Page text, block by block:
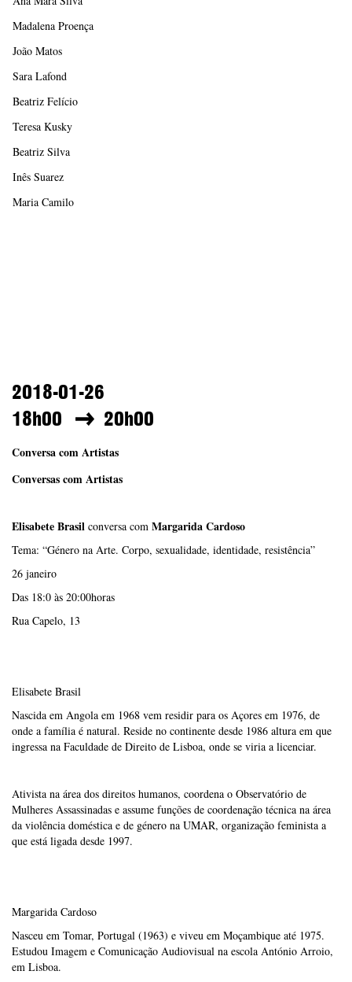
Madalena Proença
João Matos
Sara Lafond
Beatriz Felício
Teresa Kusky
Beatriz Silva
Inês Suarez
Maria Camilo
2018-01-26
18h00
20h00
Conversa com Artistas
Conversas com Artistas
Elisabete Brasil conversa com Margarida Cardoso
Tema: “Género na Arte. Corpo, sexualidade, identidade, resistência”
26 janeiro
Das 18:0 às 20:00horas
Rua Capelo, 13
Elisabete Brasil
Nascida em Angola em 1968 vem residir para os Açores em 1976, de
onde a família é natural. Reside no continente desde 1986 altura em que
ingressa na Faculdade de Direito de Lisboa, onde se viria a licenciar.
Ativista na área dos direitos humanos, coordena o Observatório de
Mulheres Assassinadas e assume funções de coordenação técnica na área
da violência doméstica e de género na UMAR, organização feminista a
que está ligada desde 1997.
Margarida Cardoso
Nasceu em Tomar, Portugal (1963) e viveu em Moçambique até 1975.
Estudou Imagem e Comunicação Audiovisual na escola António Arroio,
em Lisboa.